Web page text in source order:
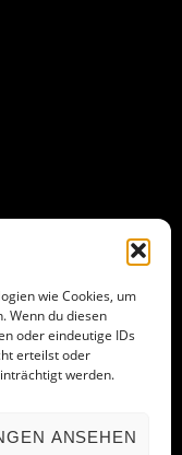
wie Cookies, um
Wenn du diesen
oder eindeutige IDs
erteilst oder
werden.
ANSEHEN